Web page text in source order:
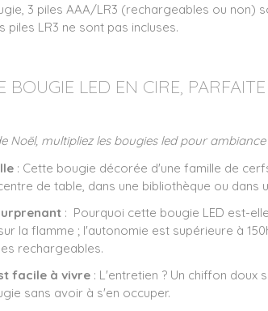
3 piles AAA/LR3 (rechargeables ou non)
piles LR3 ne sont pas incluses.
BOUGIE LED EN CIRE,
Noël, multipliez les bougies led pour
: Cette bougie décorée d'une famille de
de table, dans une bibliothèque ou
: Pourquoi cette bougie LED est-
la flamme ; l'autonomie est supérieure à
rechargeables.
facile à vivre : L'entretien ? Un chiffon
sans avoir à s'en occuper.